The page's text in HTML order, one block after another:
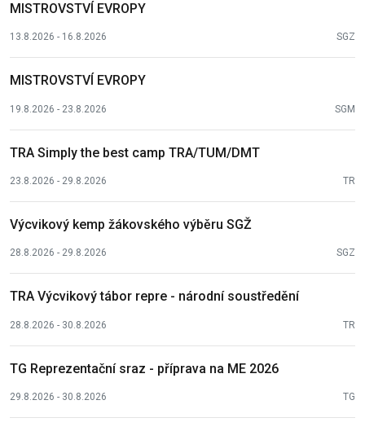
MISTROVSTVÍ EVROPY
13.8.2026 - 16.8.2026 SGZ
MISTROVSTVÍ EVROPY
19.8.2026 - 23.8.2026 SGM
TRA Simply the best camp TRA/TUM/DMT
23.8.2026 - 29.8.2026 TR
Výcvikový kemp žákovského výběru SGŽ
28.8.2026 - 29.8.2026 SGZ
TRA Výcvikový tábor repre - národní soustředění
28.8.2026 - 30.8.2026 TR
TG Reprezentační sraz - příprava na ME 2026
29.8.2026 - 30.8.2026 TG